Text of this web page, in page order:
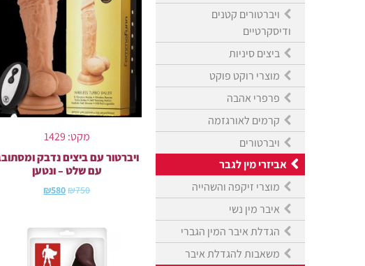
ויברטורים קטנים
ודיסקרטיים
ביצים סיניות
מוצרי רוקט פוקט
פרפרי אהבה
קרמים לאורגזמה
ויברטורים
אביזרי מין לגבר
מוצרי זיקפה והשהייה
איבר מין נשי
הגדלת איבר המין הגברי
משאבות להגדלת איבר
מקט: 1429
ויברטור עם ביצים נדבק
עם שלט – ונטען
₪750
₪580